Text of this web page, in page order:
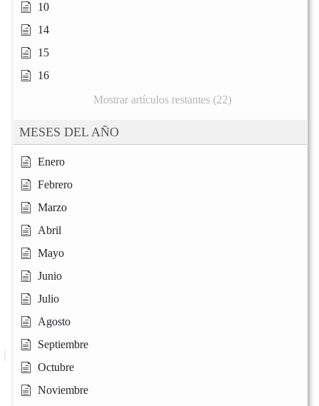
10
14
15
16
Mostrar artículos restantes (22)
MESES DEL AÑO
Enero
Febrero
Marzo
Abril
Mayo
Junio
Julio
Agosto
Septiembre
Octubre
Noviembre